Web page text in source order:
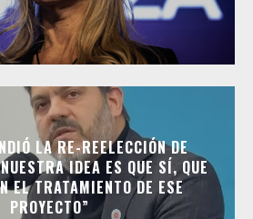
LA RE-REELECCIÓN DE
IDEA ES QUE SÍ, QUE
EL TRATAMIENTO DE ESE
PROYECTO”